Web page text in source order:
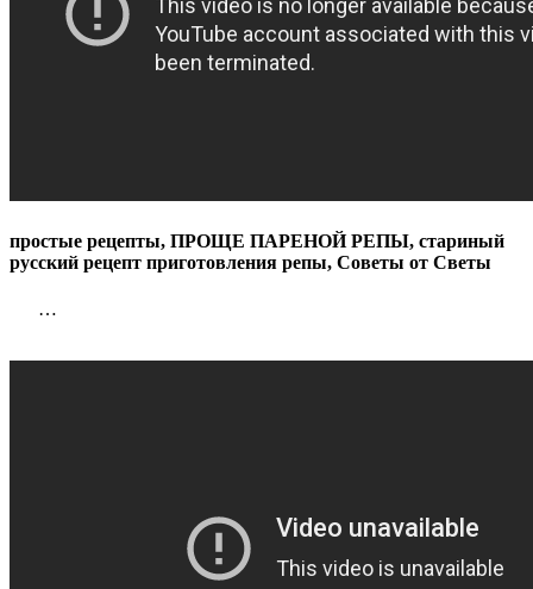
простые рецепты, ПРОЩЕ ПАРЕНОЙ РЕПЫ, стариный
русский рецепт приготовления репы, Советы от Светы
…